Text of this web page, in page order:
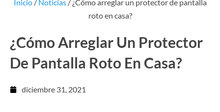
Inicio/ Noticias/ ¿Cómo arreglar un protector de pantalla
roto en casa?
¿Cómo Arreglar Un Protector
De Pantalla Roto En Casa?
diciembre 31, 2021